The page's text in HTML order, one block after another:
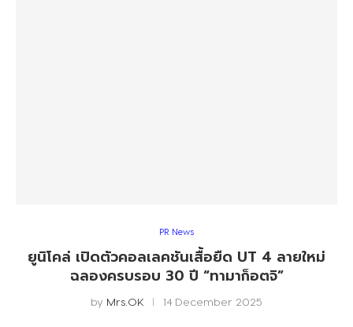
PR News
ยูนิโคล่ เปิดตัวคอลเลคชันเสื้อยืด UT 4 ลายใหม่
ฉลองครบรอบ 30 ปี “ทามาก็อตจิ”
by Mrs.OK 14 December 2025